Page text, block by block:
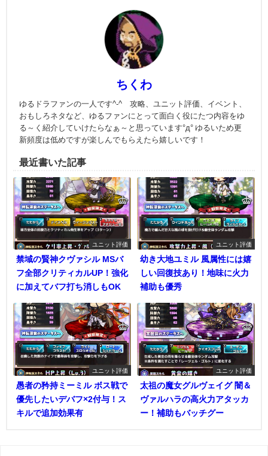
ちくわ
ゆるドラファンの一人です^-^ 攻略、ユニット評価、イベント、
おもしろネタなど、ゆるファンにとって面白く役にたつ内容をゆ
る～く紹介していけたらなぁ～と思っています°д° ゆるいため更
新頻度は低めですが楽しんでもらえたら嬉しいです！
最近書いた記事
ユニット評価
禁域の賢神クヴァシル MSバ
フ全部クリティカルUP！強化
に加えてバフ打ち消しもOK
ユニット評価
幼き大地ユミル 風属性には嬉
しい回復技あり！地味に火力
補助も優秀
ユニット評価
愚者の矜持ミーミル ボス戦で
優先したいデバフ×2付与！ス
キルで追加効果有
ユニット評価
太祖の魔女グルヴェイグ 闇＆
ヴァルハラの高火力アタッカ
ー！補助もバッチグー